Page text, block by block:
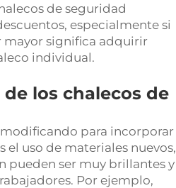
de seguridad
especialmente si
mayor significa adquirir
individual.
los chalecos de
modificando para incorporar
el uso de materiales nuevos,
pueden ser muy brillantes y
Por ejemplo,